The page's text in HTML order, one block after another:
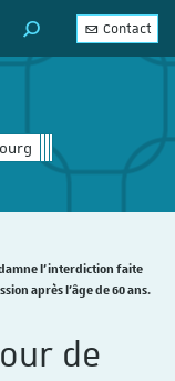
MOTEUR DE
Contact
l'interdiction faite
après l'âge de 60 ans.
de